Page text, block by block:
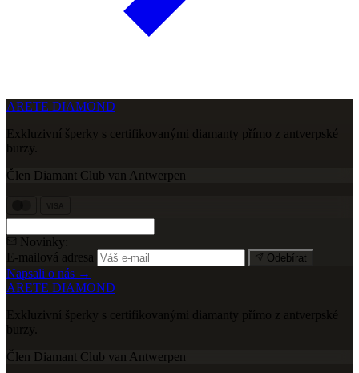
ARETE DIAMOND
Exkluzivní šperky s certifikovanými diamanty přímo z antverpské
burzy.
Člen Diamant Club van Antwerpen
Novinky:
E-mailová adresa
Odebírat
Napsali o nás →
ARETE DIAMOND
Exkluzivní šperky s certifikovanými diamanty přímo z antverpské
burzy.
Člen Diamant Club van Antwerpen